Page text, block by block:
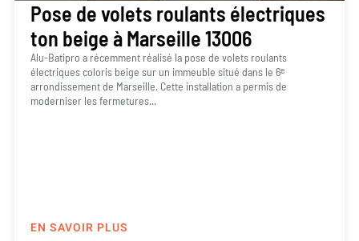
Pose de volets roulants électriques
ton beige à Marseille 13006
Alu-Batipro a récemment réalisé la pose de volets roulants
électriques coloris beige sur un immeuble situé dans le 6ᵉ
arrondissement de Marseille. Cette installation a permis de
moderniser les fermetures...
EN SAVOIR PLUS